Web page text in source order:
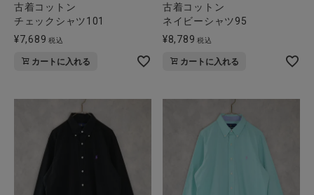
古着コットン
チェックシャツ101
¥7,689 税込
カートに入れる
古着コットン
ネイビーシャツ95
¥8,789 税込
カートに入れる